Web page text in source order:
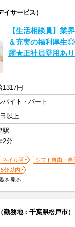
サービス）
【生活相談員】業
＆充実の福利厚生
躍★正社員登用あり
1317円
バイト・パート
以上
駅
2分
ネイル可
シフト自由・自
分以内
を見る
勤務地：千葉県松戸市